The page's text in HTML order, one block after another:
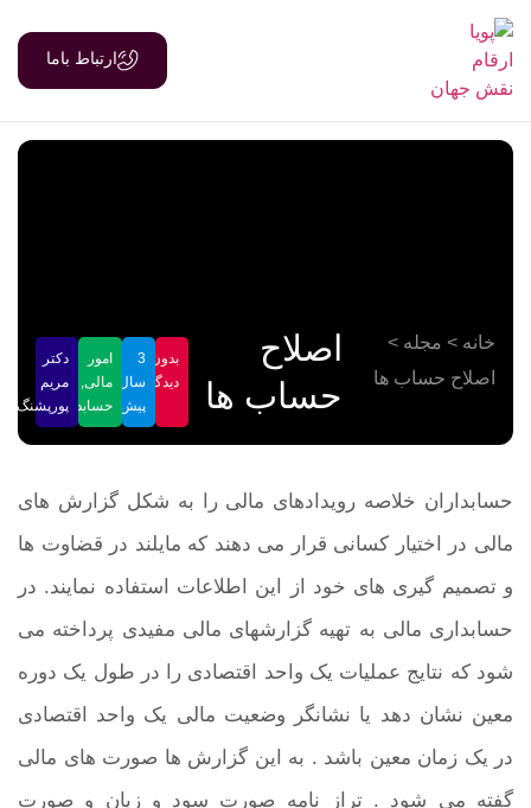
ارتباط باما
خانه > مجله >
اصلاح حساب ها
اصلاح
حساب ها
بدون
دیدگاه
3
سال
پیش
امور
مالی,
حسابداری
دکتر
مریم
پورپشنگ
حسابداران خلاصه رویدادهای مالی را به شکل گزارش های
مالی در اختیار کسانی قرار می دهند که مایلند در قضاوت ها
و تصمیم گیری های خود از این اطلاعات استفاده نمایند. در
حسابداری مالی به تهیه گزارشهای مالی مفیدی پرداخته می
شود که نتایج عملیات یک واحد اقتصادی را در طول یک دوره
معین نشان دهد یا نشانگر وضعیت مالی یک واحد اقتصادی
در یک زمان معین باشد . به این گزارش ها صورت های مالی
گفته می شود . تراز نامه صورت سود و زیان و صورت